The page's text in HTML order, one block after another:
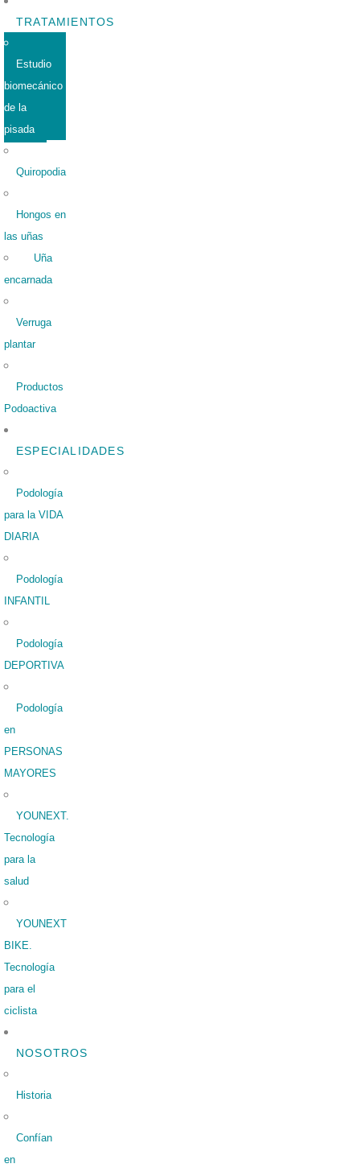
TRATAMIENTOS
Estudio
biomecánico
de la
pisada
Quiropodia
Hongos en
las uñas
Uña
encarnada
Verruga
plantar
Productos
Podoactiva
ESPECIALIDADES
Podología
para la VIDA
DIARIA
Podología
INFANTIL
Podología
DEPORTIVA
Podología
en
PERSONAS
MAYORES
YOUNEXT.
Tecnología
para la
salud
YOUNEXT
BIKE.
Tecnología
para el
ciclista
NOSOTROS
Historia
Confían
en